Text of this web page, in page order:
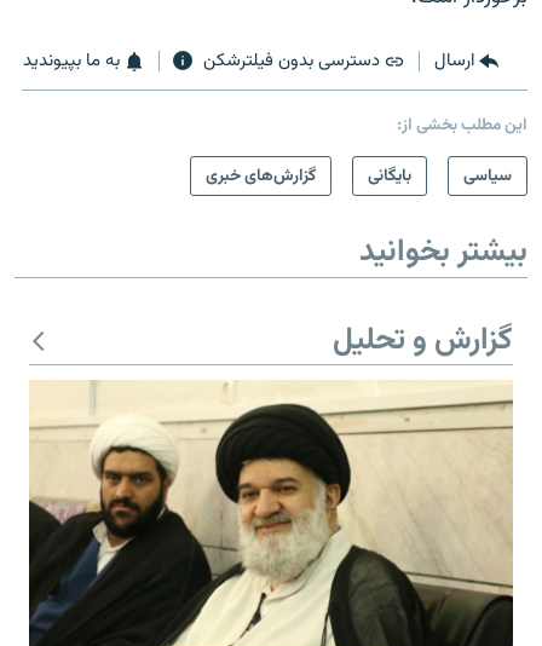
ارسال دسترسی بدون فیلترشکن به ما بپیوندید
این مطلب بخشی از:
سیاسی
بایگانی گزارش‌های خبری
بیشتر بخوانید
گزارش و تحلیل